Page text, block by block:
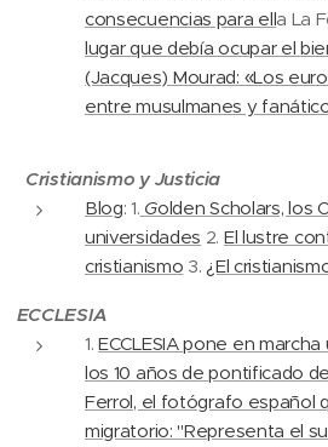
consecuencias para ella La
lugar que debía ocupar el
(Jacques) Mourad: «Los
entre musulmanes y
Cristianismo y Justicia
Blog: 1. Golden Scholars, los
universidades 2. El lustre
cristianismo 3. ¿El
ECCLESIA
1.ECCLESIA pone en
los 10 años de pontificado
Ferrol, el fotógrafo español
migratorio: "Representa el